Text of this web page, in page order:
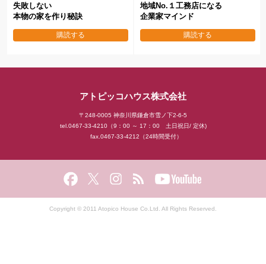
失敗しない
本物の家を作り秘訣
購読する
地域No.１工務店になる
企業家マインド
購読する
アトピッコハウス株式会社
〒248-0005 神奈川県鎌倉市雪ノ下2-6-5
tel.0467-33-4210（9：00 ～ 17：00 土日祝日/ 定休)
fax.0467-33-4212（24時間受付）
Copyright © 2011 Atopico House Co.Ltd. All Rights Reserved.